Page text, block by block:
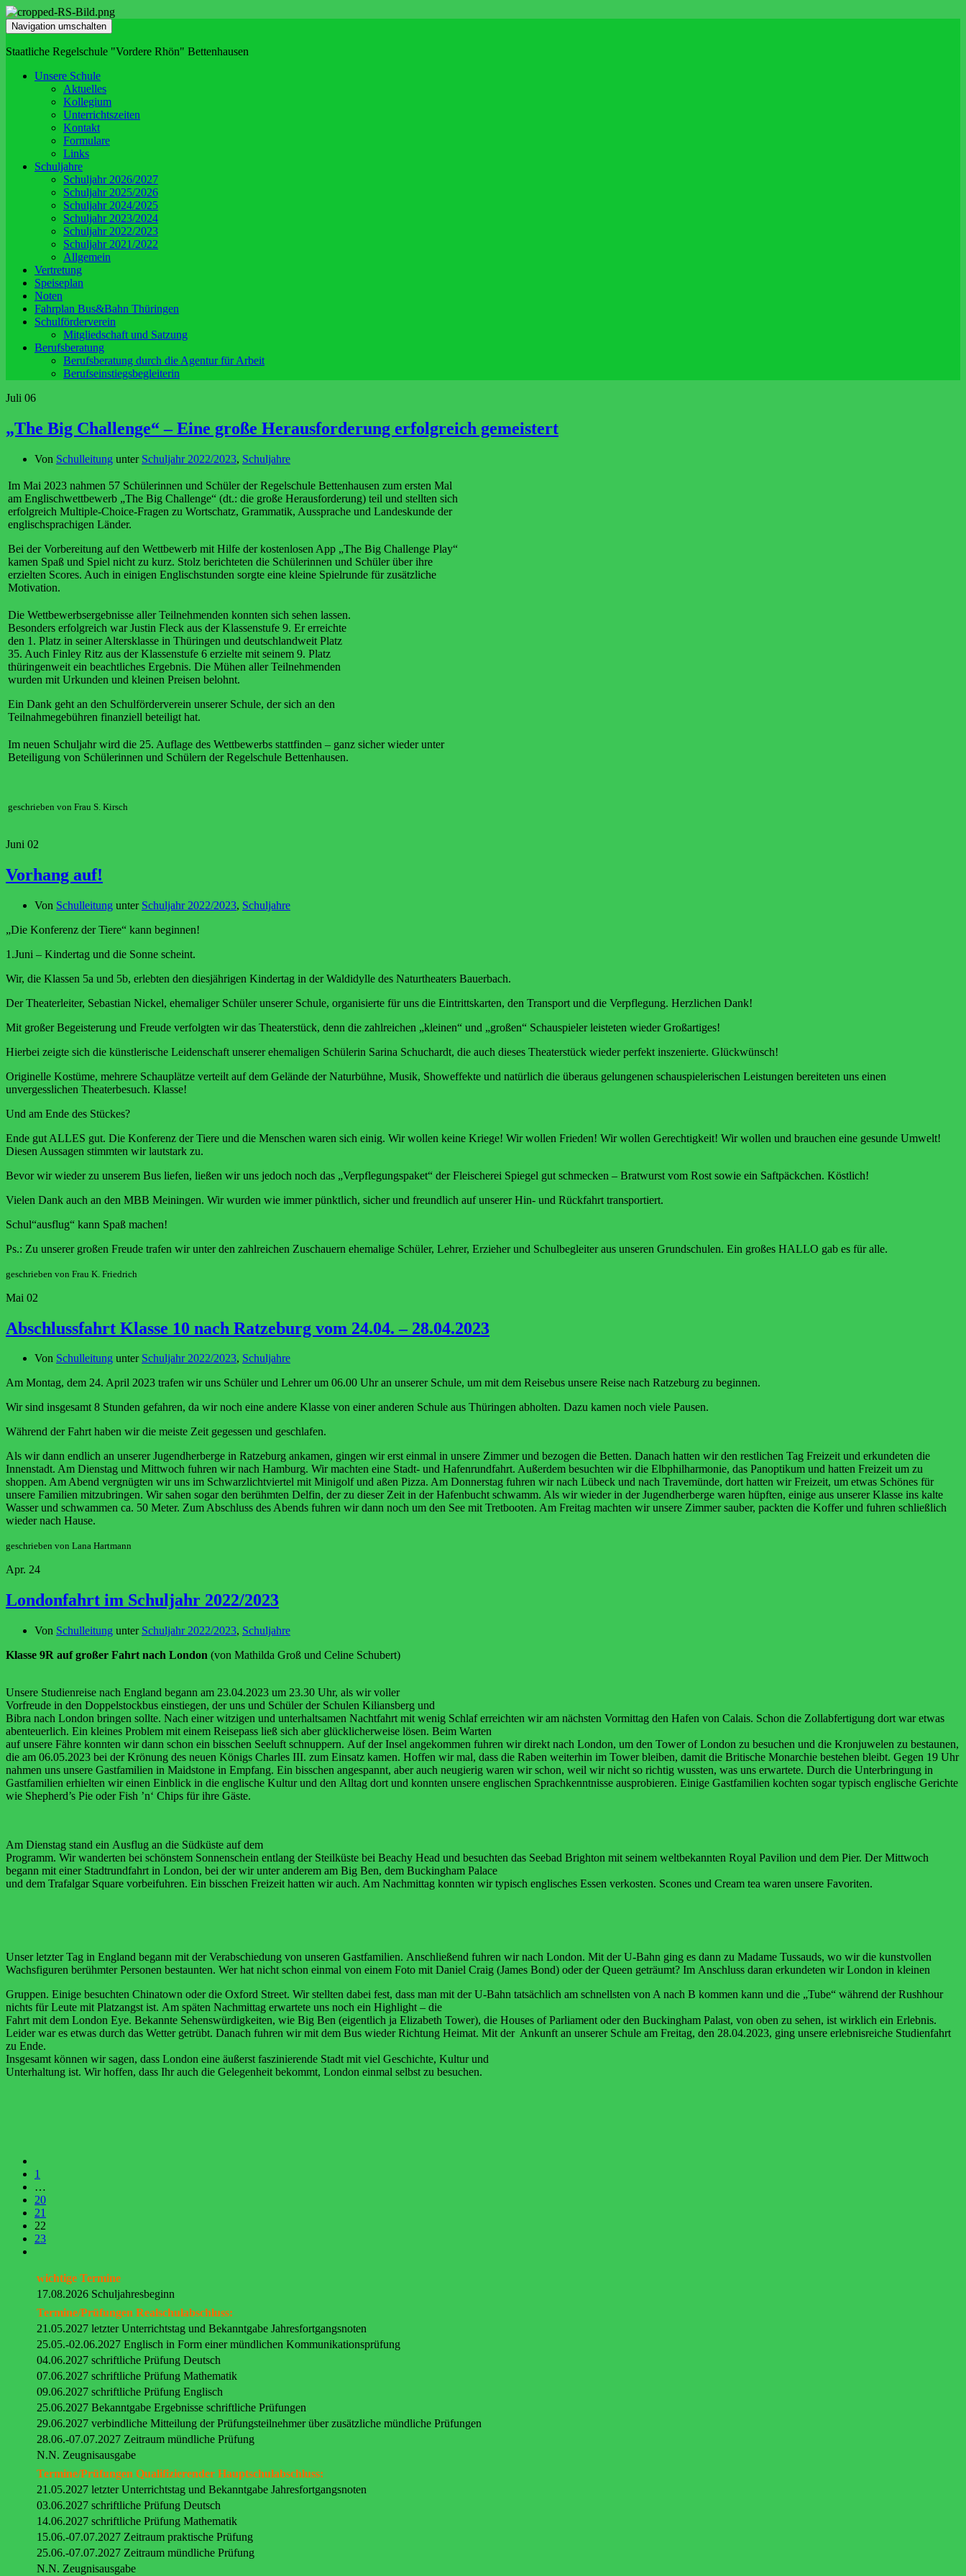
Navigation umschalten
Staatliche Regelschule "Vordere Rhön" Bettenhausen
Unsere Schule
Aktuelles
Kollegium
Unterrichtszeiten
Kontakt
Formulare
Links
Schuljahre
Schuljahr 2026/2027
Schuljahr 2025/2026
Schuljahr 2024/2025
Schuljahr 2023/2024
Schuljahr 2022/2023
Schuljahr 2021/2022
Allgemein
Vertretung
Speiseplan
Noten
Fahrplan Bus&Bahn Thüringen
Schulförderverein
Mitgliedschaft und Satzung
Berufsberatung
Berufsberatung durch die Agentur für Arbeit
Berufseinstiegsbegleiterin
Juli 06
„The Big Challenge“ – Eine große Herausforderung erfolgreich gemeistert
Von Schulleitung unter Schuljahr 2022/2023, Schuljahre
Im Mai 2023 nahmen 57 Schülerinnen und Schüler der Regelschule Bettenhausen zum ersten Mal
am Englischwettbewerb „The Big Challenge“ (dt.: die große Herausforderung) teil und stellten sich
erfolgreich Multiple-Choice-Fragen zu Wortschatz, Grammatik, Aussprache und Landeskunde der
englischsprachigen Länder.
Bei der Vorbereitung auf den Wettbewerb mit Hilfe der kostenlosen App „The Big Challenge Play“
kamen Spaß und Spiel nicht zu kurz. Stolz berichteten die Schülerinnen und Schüler über ihre
erzielten Scores. Auch in einigen Englischstunden sorgte eine kleine Spielrunde für zusätzliche
Motivation.
Die Wettbewerbsergebnisse aller Teilnehmenden konnten sich sehen lassen.
Besonders erfolgreich war Justin Fleck aus der Klassenstufe 9. Er erreichte
den 1. Platz in seiner Altersklasse in Thüringen und deutschlandweit Platz
35. Auch Finley Ritz aus der Klassenstufe 6 erzielte mit seinem 9. Platz
thüringenweit ein beachtliches Ergebnis. Die Mühen aller Teilnehmenden
wurden mit Urkunden und kleinen Preisen belohnt.
Ein Dank geht an den Schulförderverein unserer Schule, der sich an den
Teilnahmegebühren finanziell beteiligt hat.
Im neuen Schuljahr wird die 25. Auflage des Wettbewerbs stattfinden – ganz sicher wieder unter
Beteiligung von Schülerinnen und Schülern der Regelschule Bettenhausen.
geschrieben von Frau S. Kirsch
Juni 02
Vorhang auf!
Von Schulleitung unter Schuljahr 2022/2023, Schuljahre
„Die Konferenz der Tiere“ kann beginnen!
1.Juni – Kindertag und die Sonne scheint.
Wir, die Klassen 5a und 5b, erlebten den diesjährigen Kindertag in der Waldidylle des Naturtheaters Bauerbach.
Der Theaterleiter, Sebastian Nickel, ehemaliger Schüler unserer Schule, organisierte für uns die Eintrittskarten, den Transport und die Verpflegung. Herzlichen Dank!
Mit großer Begeisterung und Freude verfolgten wir das Theaterstück, denn die zahlreichen „kleinen“ und „großen“ Schauspieler leisteten wieder Großartiges!
Hierbei zeigte sich die künstlerische Leidenschaft unserer ehemaligen Schülerin Sarina Schuchardt, die auch dieses Theaterstück wieder perfekt inszenierte. Glückwünsch!
Originelle Kostüme, mehrere Schauplätze verteilt auf dem Gelände der Naturbühne, Musik, Showeffekte und natürlich die überaus gelungenen schauspielerischen Leistungen bereiteten uns einen
unvergesslichen Theaterbesuch. Klasse!
Und am Ende des Stückes?
Ende gut ALLES gut. Die Konferenz der Tiere und die Menschen waren sich einig. Wir wollen keine Kriege! Wir wollen Frieden! Wir wollen Gerechtigkeit! Wir wollen und brauchen eine gesunde Umwelt!
Diesen Aussagen stimmten wir lautstark zu.
Bevor wir wieder zu unserem Bus liefen, ließen wir uns jedoch noch das „Verpflegungspaket“ der Fleischerei Spiegel gut schmecken – Bratwurst vom Rost sowie ein Saftpäckchen. Köstlich!
Vielen Dank auch an den MBB Meiningen. Wir wurden wie immer pünktlich, sicher und freundlich auf unserer Hin- und Rückfahrt transportiert.
Schul“ausflug“ kann Spaß machen!
Ps.: Zu unserer großen Freude trafen wir unter den zahlreichen Zuschauern ehemalige Schüler, Lehrer, Erzieher und Schulbegleiter aus unseren Grundschulen. Ein großes HALLO gab es für alle.
geschrieben von Frau K. Friedrich
Mai 02
Abschlussfahrt Klasse 10 nach Ratzeburg vom 24.04. – 28.04.2023
Von Schulleitung unter Schuljahr 2022/2023, Schuljahre
Am Montag, dem 24. April 2023 trafen wir uns Schüler und Lehrer um 06.00 Uhr an unserer Schule, um mit dem Reisebus unsere Reise nach Ratzeburg zu beginnen.
Wir sind insgesamt 8 Stunden gefahren, da wir noch eine andere Klasse von einer anderen Schule aus Thüringen abholten. Dazu kamen noch viele Pausen.
Während der Fahrt haben wir die meiste Zeit gegessen und geschlafen.
Als wir dann endlich an unserer Jugendherberge in Ratzeburg ankamen, gingen wir erst einmal in unsere Zimmer und bezogen die Betten. Danach hatten wir den restlichen Tag Freizeit und erkundeten die
Innenstadt. Am Dienstag und Mittwoch fuhren wir nach Hamburg. Wir machten eine Stadt- und Hafenrundfahrt. Außerdem besuchten wir die Elbphilharmonie, das Panoptikum und hatten Freizeit um zu
shoppen. Am Abend vergnügten wir uns im Schwarzlichtviertel mit Minigolf und aßen Pizza. Am Donnerstag fuhren wir nach Lübeck und nach Travemünde, dort hatten wir Freizeit, um etwas Schönes für
unsere Familien mitzubringen. Wir sahen sogar den berühmten Delfin, der zu dieser Zeit in der Hafenbucht schwamm. Als wir wieder in der Jugendherberge waren hüpften, einige aus unserer Klasse ins kalte
Wasser und schwammen ca. 50 Meter. Zum Abschluss des Abends fuhren wir dann noch um den See mit Tretbooten. Am Freitag machten wir unsere Zimmer sauber, packten die Koffer und fuhren schließlich
wieder nach Hause.
geschrieben von Lana Hartmann
Apr. 24
Londonfahrt im Schuljahr 2022/2023
Von Schulleitung unter Schuljahr 2022/2023, Schuljahre
Klasse 9R auf großer Fahrt nach London (von Mathilda Groß und Celine Schubert)
Unsere Studienreise nach England begann am 23.04.2023 um 23.30 Uhr, als wir voller
Vorfreude in den Doppelstockbus einstiegen, der uns und Schüler der Schulen Kiliansberg und
Bibra nach London bringen sollte. Nach einer witzigen und unterhaltsamen Nachtfahrt mit wenig Schlaf erreichten wir am nächsten Vormittag den Hafen von Calais. Schon die Zollabfertigung dort war etwas
abenteuerlich. Ein kleines Problem mit einem Reisepass ließ sich aber glücklicherweise lösen. Beim Warten
auf unsere Fähre konnten wir dann schon ein bisschen Seeluft schnuppern. Auf der Insel angekommen fuhren wir direkt nach London, um den Tower of London zu besuchen und die Kronjuwelen zu bestaunen,
die am 06.05.2023 bei der Krönung des neuen Königs Charles III. zum Einsatz kamen. Hoffen wir mal, dass die Raben weiterhin im Towerbleiben, damit die Britische Monarchie bestehen bleibt. Gegen 19 Uhr
nahmen uns unsere Gastfamilien in Maidstone in Empfang. Ein bisschen angespannt, aber auch neugierig waren wir schon, weil wir nicht so richtig wussten, was uns erwartete. Durch die Unterbringung in
Gastfamilien erhielten wir einen Einblick in die englische Kultur und den Alltag dort und konnten unsere englischen Sprachkenntnisse ausprobieren. Einige Gastfamilien kochten sogar typisch englische Gerichte
wie Shepherd’s Pie oder Fish ’n‘ Chips für ihre Gäste.
Am Dienstag stand ein Ausflug an die Südküste auf dem
Programm. Wir wanderten bei schönstem Sonnenschein entlang der Steilküste bei Beachy Head und besuchten das Seebad Brighton mit seinem weltbekannten Royal Pavilion und dem Pier. Der Mittwoch
begann mit einer Stadtrundfahrt in London, bei der wir unter anderem am Big Ben, dem Buckingham Palace
und dem Trafalgar Square vorbeifuhren. Ein bisschen Freizeit hatten wir auch. Am Nachmittag konnten wir typisch englisches Essen verkosten. Scones und Cream tea waren unsere Favoriten.
Unser letzter Tag in England begann mit der Verabschiedung von unseren Gastfamilien. Anschließend fuhren wir nach London. Mit der U-Bahn ging es dann zu Madame Tussauds, wo wir die kunstvollen
Wachsfiguren berühmter Personen bestaunten. Wer hat nicht schon einmal von einem Foto mit Daniel Craig (James Bond) oder der Queen geträumt? Im Anschluss daran erkundeten wir London in kleinen
Gruppen. Einige besuchten Chinatown oder die Oxford Street. Wir stellten dabei fest, dass man mit der U-Bahn tatsächlich am schnellsten von A nach B kommen kann und die „Tube“ während der Rushhour
nichts für Leute mit Platzangst ist. Am späten Nachmittag erwartete uns noch ein Highlight – die
Fahrt mit dem London Eye. Bekannte Sehenswürdigkeiten, wie Big Ben (eigentlich ja Elizabeth Tower), die Houses ofParliament oder den Buckingham Palast, von oben zu sehen, ist wirklich ein Erlebnis.
Leider war es etwas durch das Wetter getrübt. Danach fuhren wir mit dem Bus wieder Richtung Heimat. Mit der Ankunft an unserer Schule am Freitag, den 28.04.2023, ging unsere erlebnisreiche Studienfahrt
zu Ende.
Insgesamt können wir sagen, dass London eine äußerst faszinierende Stadt mit viel Geschichte, Kultur und
Unterhaltung ist. Wir hoffen, dass Ihr auch die Gelegenheit bekommt, London einmal selbst zu besuchen.
1
…
20
21
22
23
wichtige Termine
17.08.2026 Schuljahresbeginn
Termine/Prüfungen Realschulabschluss:
21.05.2027 letzter Unterrichtstag und Bekanntgabe Jahresfortgangsnoten
25.05.-02.06.2027 Englisch in Form einer mündlichen Kommunikationsprüfung
04.06.2027 schriftliche Prüfung Deutsch
07.06.2027 schriftliche Prüfung Mathematik
09.06.2027 schriftliche Prüfung Englisch
25.06.2027 Bekanntgabe Ergebnisse schriftliche Prüfungen
29.06.2027 verbindliche Mitteilung der Prüfungsteilnehmer über zusätzliche mündliche Prüfungen
28.06.-07.07.2027 Zeitraum mündliche Prüfung
N.N. Zeugnisausgabe
Termine/Prüfungen Qualifizierender Hauptschulabschluss:
21.05.2027 letzter Unterrichtstag und Bekanntgabe Jahresfortgangsnoten
03.06.2027 schriftliche Prüfung Deutsch
14.06.2027 schriftliche Prüfung Mathematik
15.06.-07.07.2027 Zeitraum praktische Prüfung
25.06.-07.07.2027 Zeitraum mündliche Prüfung
N.N. Zeugnisausgabe